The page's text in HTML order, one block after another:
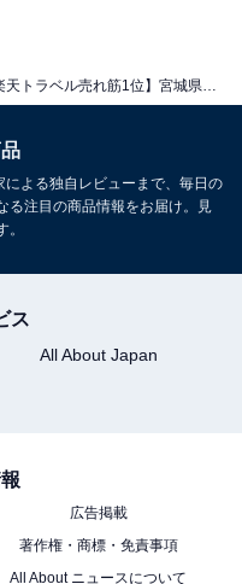
よる独自レビューまで、毎日の
る注目の商品情報をお届け。見
ス
All About Japan
広告掲載
著作権・商標・免責事項
All About ニュースについて